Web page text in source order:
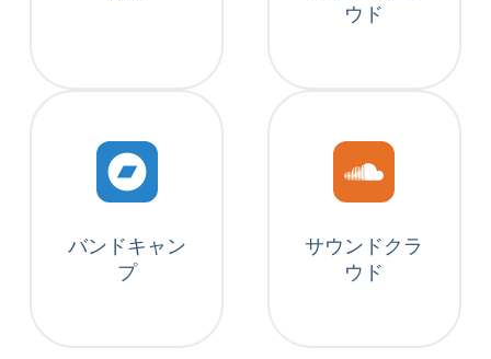
ウド
バンドキャン
プ
サウンドクラ
ウド